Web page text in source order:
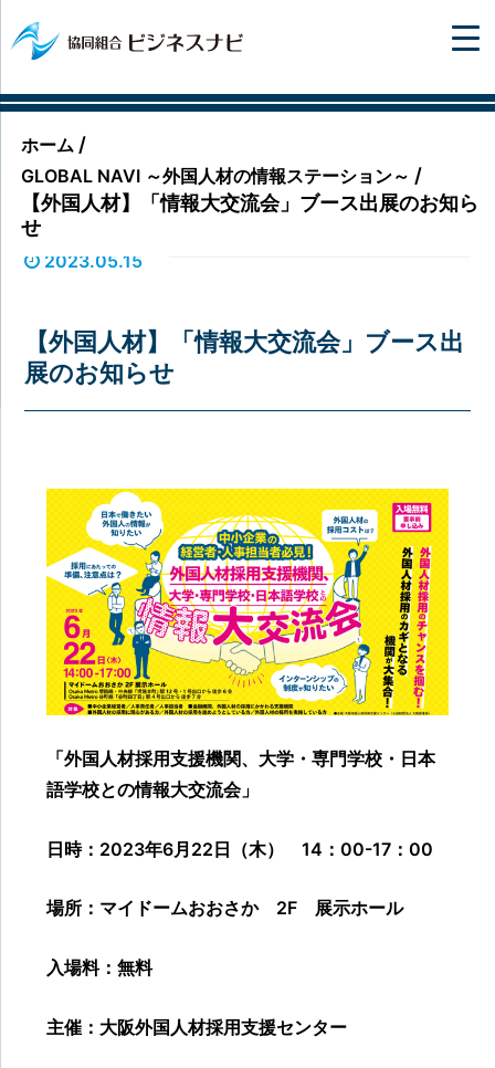
ホーム /
GLOBAL NAVI ～外国人材の情報ステーション～ /
【外国人材】「情報大交流会」ブース出展のお知ら
せ
2023.05.15
【外国人材】「情報大交流会」ブース出
展のお知らせ
「外国人材採用支援機関、大学・専門学校・日本
語学校との情報大交流会」
日時：2023年6月22日（木） 14：00-17：00
場所：マイドームおおさか 2F 展示ホール
入場料：無料
主催：大阪外国人材採用支援センター